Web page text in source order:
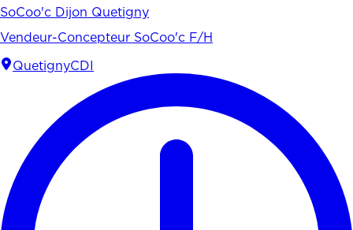
SoCoo'c Dijon Quetigny
Vendeur-Concepteur SoCoo'c F/H
QuetignyCDI